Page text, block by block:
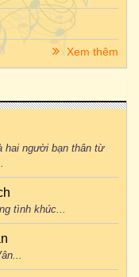
Xem thêm
hai người bạn thân từ
tình khúc...